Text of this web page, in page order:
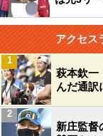
アクセス
萩本欽一
んだ通訳
1
新庄監督
2